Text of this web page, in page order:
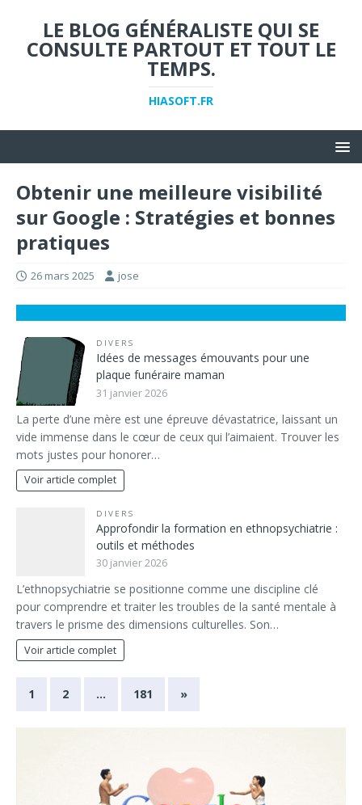
LE BLOG GÉNÉRALISTE QUI SE
CONSULTE PARTOUT ET TOUT LE
TEMPS.
HIASOFT.FR
Obtenir une meilleure visibilité
sur Google : Stratégies et bonnes
pratiques
26 mars 2025 jose
DIVERS
Idées de messages émouvants pour une
plaque funéraire maman
31 janvier 2026
La perte d’une mère est une épreuve dévastatrice, laissant un
vide immense dans le cœur de ceux qui l’aimaient. Trouver les
mots justes pour honorer…
Voir article complet
DIVERS
Approfondir la formation en ethnopsychiatrie :
outils et méthodes
30 janvier 2026
L’ethnopsychiatrie se positionne comme une discipline clé
pour comprendre et traiter les troubles de la santé mentale à
travers le prisme des dimensions culturelles. Son…
Voir article complet
1 2 … 181 »